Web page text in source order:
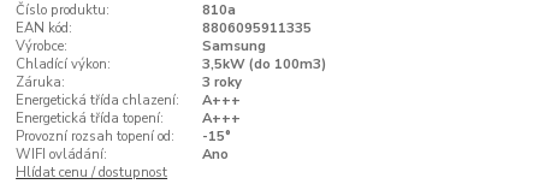
Číslo produktu:
810a
EAN kód:
8806095911335
Výrobce:
Samsung
Chladící výkon:
3,5kW (do 100m3)
Záruka:
3 roky
Energetická třída chlazení:
A+++
Energetická třída topení:
A+++
Provozní rozsah topení od:
-15°
WIFI ovládání:
Ano
Hlídat cenu / dostupnost